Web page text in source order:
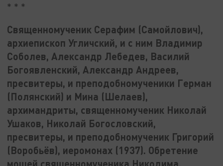
* * *
Священномученик Серафим (Самойлович),
архиепископ Угличский, и с ним Владимир
Соболев, Александр Лебедев, Василий
Богоявленский, Александр Андреев,
пресвитеры, и преподобномученики Герман
(Полянский) и Мина (Шелаев),
архимандриты, священномученик Николай
Ушаков, Николай Богословский,
пресвитеры, и преподобномученик Григорий
(Воробьёв), иеромонах (1937). Обретение